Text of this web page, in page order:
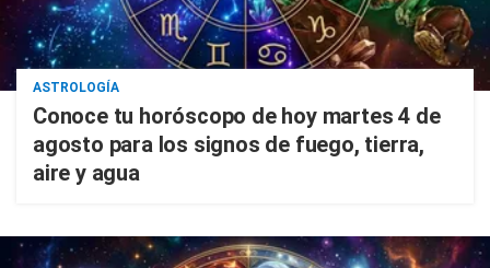
ASTROLOGÍA
Conoce tu horóscopo de hoy martes 4 de
agosto para los signos de fuego, tierra,
aire y agua